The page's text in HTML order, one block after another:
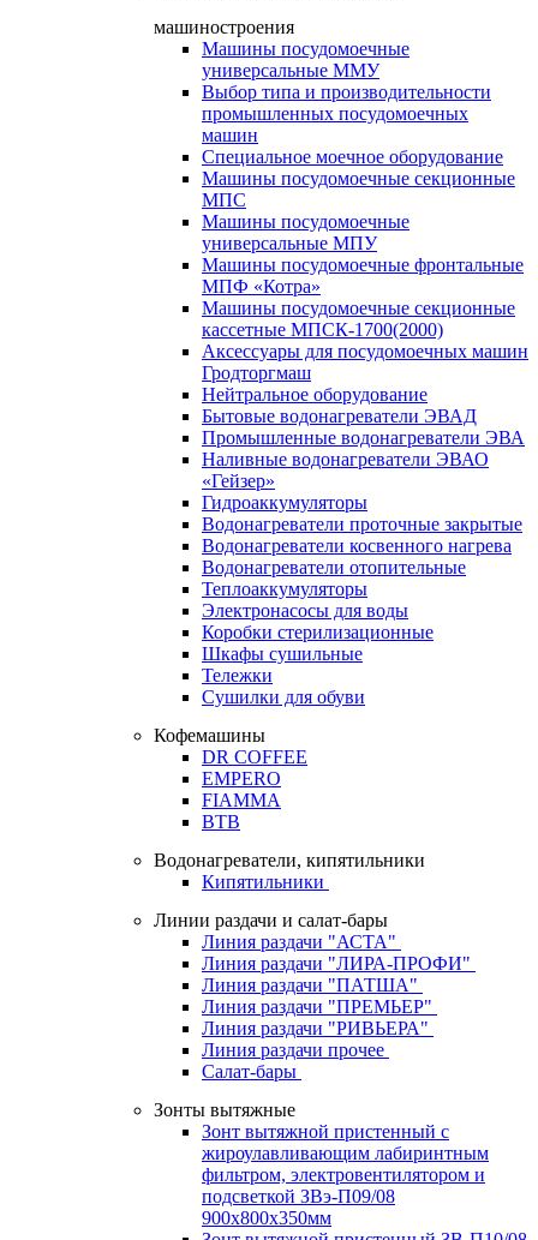
машиностроения
Машины посудомоечные
универсальные ММУ
Выбор типа и производительности
промышленных посудомоечных
машин
Специальное моечное оборудование
Машины посудомоечные секционные
МПС
Машины посудомоечные
универсальные МПУ
Машины посудомоечные фронтальные
МПФ «Котра»
Машины посудомоечные секционные
кассетные МПСК-1700(2000)
Аксессуары для посудомоечных машин
Гродторгмаш
Нейтральное оборудование
Бытовые водонагреватели ЭВАД
Промышленные водонагреватели ЭВА
Наливные водонагреватели ЭВАО
«Гейзер»
Гидроаккумуляторы
Водонагреватели проточные закрытые
Водонагреватели косвенного нагрева
Водонагреватели отопительные
Теплоаккумуляторы
Электронасосы для воды
Коробки стерилизационные
Шкафы сушильные
Тележки
Сушилки для обуви
Кофемашины
DR COFFEE
EMPERO
FIAMMA
BTB
Водонагреватели, кипятильники
Кипятильники
Линии раздачи и салат-бары
Линия раздачи "АСТА"
Линия раздачи "ЛИРА-ПРОФИ"
Линия раздачи "ПАТША"
Линия раздачи "ПРЕМЬЕР"
Линия раздачи "РИВЬЕРА"
Линия раздачи прочее
Салат-бары
Зонты вытяжные
Зонт вытяжной пристенный с
жироулавливающим лабиринтным
фильтром, электровентилятором и
подсветкой ЗВэ-П09/08
900х800х350мм